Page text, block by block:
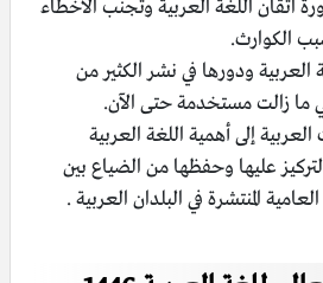
اتقان اللغة العربية وتجنب الأخطاء
الكوارث.
العربية ودورها في نشر الكثير من
ما زالت مستخدمة حتى الآن.
إلى أهمية اللغة العربية
عليها وحفظها من الضياع بين
المنتشرة في البلدان العربية .